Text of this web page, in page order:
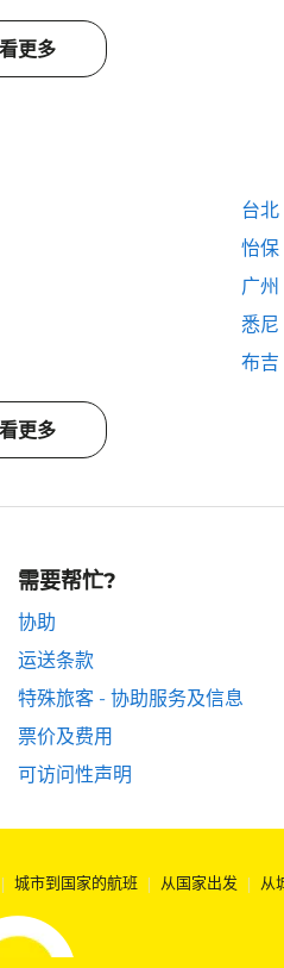
更多
台北
怡保
广州
悉尼
布吉
更多
需要帮忙?
协助
运送条款
特殊旅客 - 协助服务及信息
票价及费用
可访问性声明
| 城市到国家的航班 | 从国家出发 | 从